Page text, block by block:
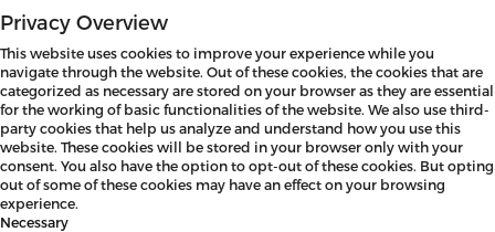
Privacy Overview
This website uses cookies to improve your experience while you
navigate through the website. Out of these cookies, the cookies that are
categorized as necessary are stored on your browser as they are essential
for the working of basic functionalities of the website. We also use third-
party cookies that help us analyze and understand how you use this
website. These cookies will be stored in your browser only with your
consent. You also have the option to opt-out of these cookies. But opting
out of some of these cookies may have an effect on your browsing
experience.
Necessary